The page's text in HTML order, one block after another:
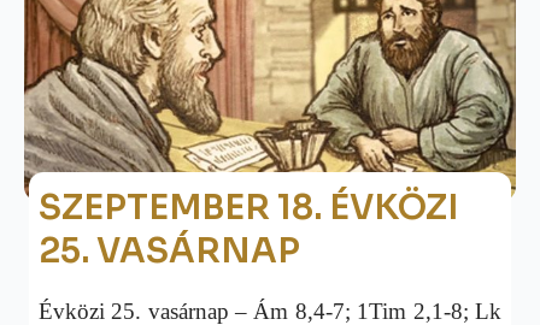
SZEPTEMBER 18. ÉVKÖZI
25. VASÁRNAP
Évközi 25. vasárnap – Ám 8,4-7; 1Tim 2,1-8; Lk